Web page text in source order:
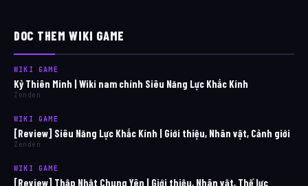
DOC THEM WIKI GAME
WIKI GAME
Kỷ Thiên Minh | Wiki nam chính Siêu Năng Lực Khắc Kính
Zenden
WIKI GAME
[Review] Siêu Năng Lực Khắc Kính | Giới thiệu, Nhân vật, Cảnh giới
Zenden
WIKI GAME
[Review] Thập Nhật Chung Yên | Giới thiệu, Nhân vật, Thế lực